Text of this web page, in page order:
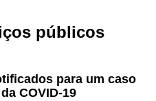
públicos
para um caso
COVID-19